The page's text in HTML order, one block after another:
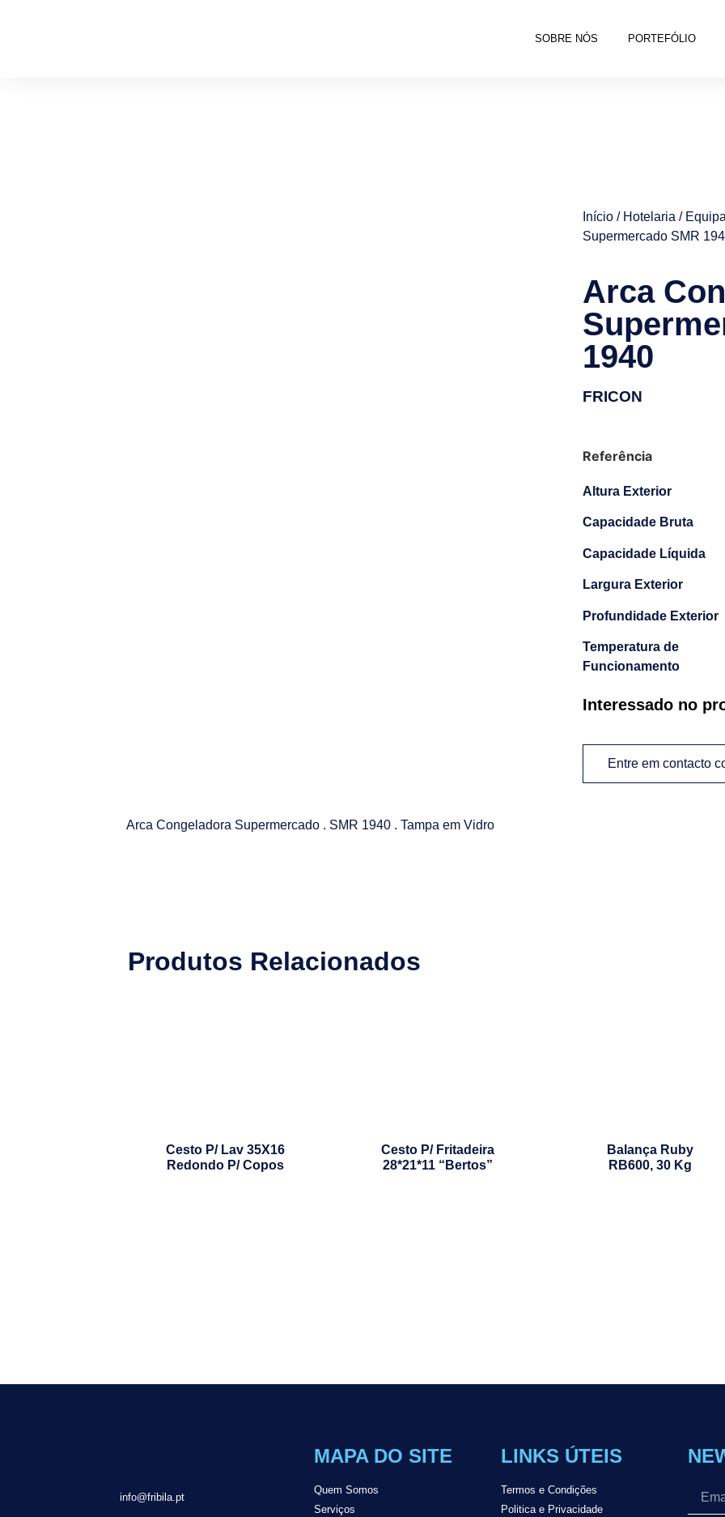
SOBRE NÓS PORTEFÓLIO
Início / Hotelaria /
Supermercado SMR
Arca
1940
FRICON
Referência
Altura Exterior
Capacidade Bruta
Capacidade Líquida
Largura Exterior
Profundidade Exterior
Temperatura de
Funcionamento
Interessado no
Entre em contacto
Arca Congeladora Supermercado . SMR 1940 . Tampa em Vidro
Produtos Relacionados
Cesto P/ Lav 35X16
Redondo P/ Copos
Cesto P/ Fritadeira
28*21*11 “Bertos”
Balança Ruby
RB600, 30 Kg
info@fribila.pt
MAPA DO SITE
Quem Somos
Serviços
LINKS ÚTEIS
Termos e Condições
Politica e Privacidade